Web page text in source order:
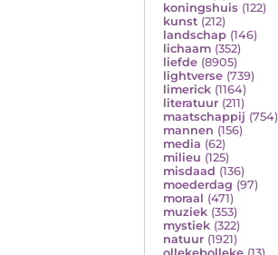
koningshuis (122)
kunst (212)
landschap (146)
lichaam (352)
liefde (8905)
lightverse (739)
limerick (1164)
literatuur (211)
maatschappij (754)
mannen (156)
media (62)
milieu (125)
misdaad (136)
moederdag (97)
moraal (471)
muziek (353)
mystiek (322)
natuur (1921)